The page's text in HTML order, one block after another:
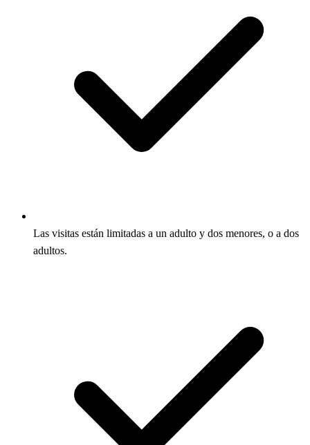
Las visitas están limitadas a un adulto y dos menores, o a dos
adultos.